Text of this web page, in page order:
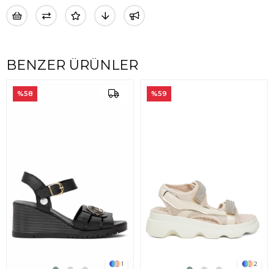
BENZER ÜRÜNLER
1
%58
2
%59